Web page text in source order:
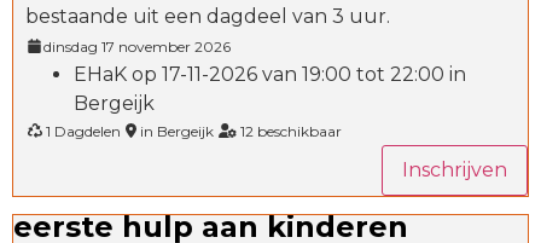
bestaande uit een dagdeel van 3 uur.
dinsdag 17 november 2026
EHaK op 17-11-2026 van 19:00 tot 22:00 in
Bergeijk
1 Dagdelen in Bergeijk 12 beschikbaar
Inschrijven
eerste hulp aan kinderen